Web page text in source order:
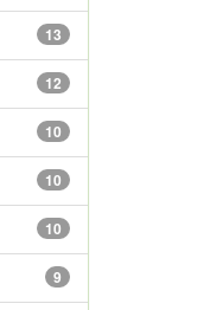
13
12
10
10
10
9